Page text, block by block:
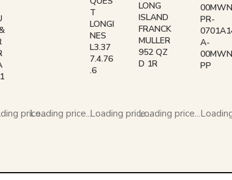
price...
Loading price...
T
LONGI
NES
L3.37
7.4.76
.6
Loading price...
LONG
ISLAND
FRANCK
MULLER
952 QZ
D 1R
Loading price...
PR-
A-
PP